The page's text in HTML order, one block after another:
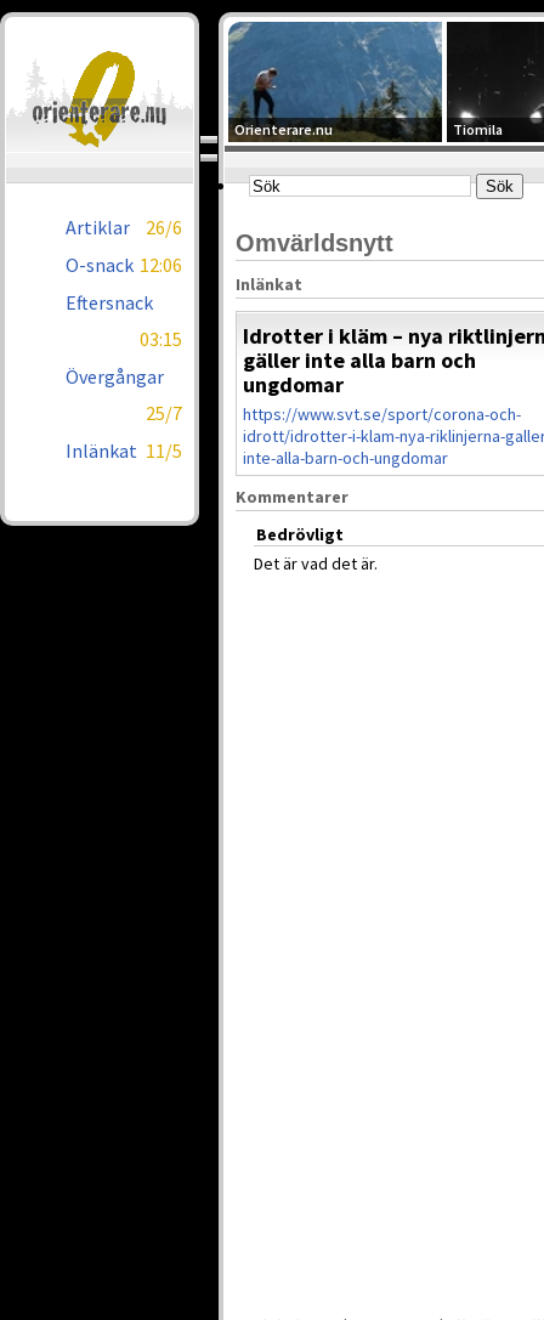
Artiklar
26/6
O-snack 12:06
Eftersnack
03:15
Övergångar
25/7
Inlänkat 11/5
Orienterare.nu Tiomila
Omvärldsnytt
Inlänkat
Idrotter i kläm – nya
gäller inte alla barn och
ungdomar
https://www.svt.se/sport/corona-och-
idrott/idrotter-i-klam-nya-riklinjerna-
inte-alla-barn-och-ungdomar
Kommentarer
Bedrövligt
Det är vad det är.